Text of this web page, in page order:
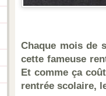
Chaque mois de
cette fameuse
Et comme ça
rentrée scolaire,